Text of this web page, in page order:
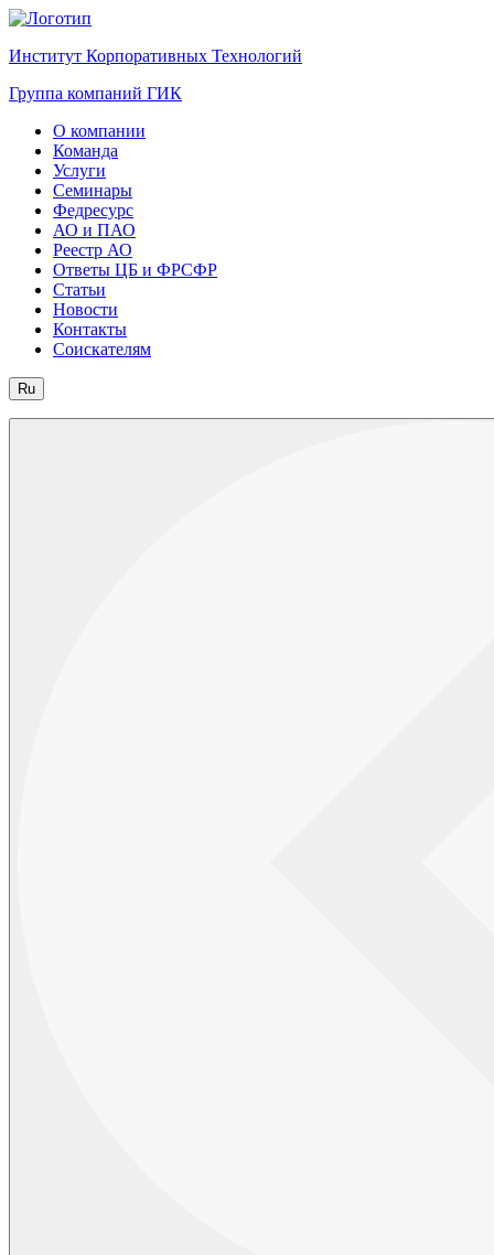
Институт Корпоративных Технологий
Группа компаний ГИК
О компании
Команда
Услуги
Семинары
Федресурс
АО и ПАО
Реестр АО
Ответы ЦБ и ФРСФР
Статьи
Новости
Контакты
Соискателям
Ru